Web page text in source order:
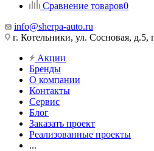
Сравнение товаров0
info@sherpa-auto.ru
г. Котельники, ул. Сосновая, д.5,
Акции
Бренды
О компании
Контакты
Сервис
Блог
Заказать проект
Реализованные проекты
...